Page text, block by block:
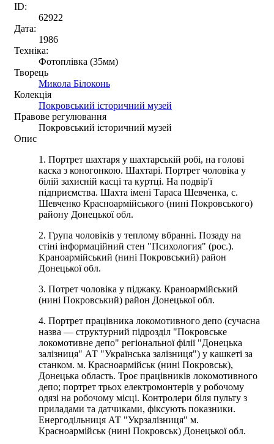
ID:
62922
Дата:
1986
Техніка:
Фотоплівка (35мм)
Творець
Микола Білоконь
Колекція
Покровський історичний музей
Правове регулювання
Покровський історичний музей
Опис
1. Портрет шахтаря у шахтарській робі, на голові
каска з коногонкою. Шахтарі. Портрет чоловіка у
білій захисній касці та куртці. На подвір'ї
підприємства. Шахта імені Тараса Шевченка, с.
Шевченко Красноармійського (нині Покровського)
району Донецької обл.
2. Група чоловіків у теплому вбранні. Позаду на
стіні інформаційний стен "Психология" (рос.).
Краноармійський (нині Покровський) район
Донецької обл.
3. Потрет чоловіка у піджаку. Краноармійський
(нині Покровський) район Донецької обл.
4. Портрет працівника локомотивного депо (сучасна
назва — структурний підрозділ "Покровське
локомотивне депо" регіональної філії "Донецька
залізниця" АТ "Українська залізниця") у кашкеті за
станком. м. Красноармійськ (нині Покровськ),
Донецька область. Троє працівників локомотивного
депо; портрет трьох електромонтерів у робочому
одязі на робочому місці. Контролери біля пульту з
приладами та датчиками, фіксують показники.
Енергодільниця АТ "Укрзалізниця" м.
Красноармійськ (нині Покровськ) Донецької обл.